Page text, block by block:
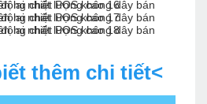
thêm chi tiết<